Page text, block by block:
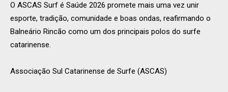
O ASCAS Surf é Saúde 2026 promete mais uma vez unir
esporte, tradição, comunidade e boas ondas, reafirmando o
Balneário Rincão como um dos principais polos do surfe
catarinense.
Associação Sul Catarinense de Surfe (ASCAS)